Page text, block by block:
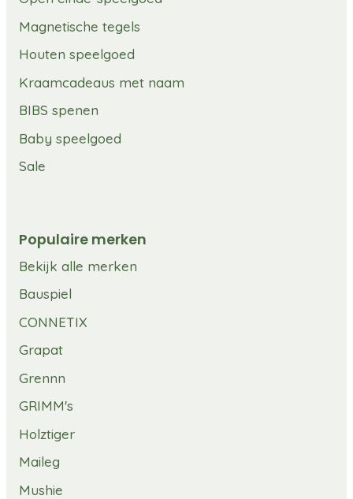
Magnetische tegels
Houten speelgoed
Kraamcadeaus met naam
BIBS spenen
Baby speelgoed
Sale
Populaire merken
Bekijk alle merken
Bauspiel
CONNETIX
Grapat
Grennn
GRIMM's
Holztiger
Maileg
Mushie